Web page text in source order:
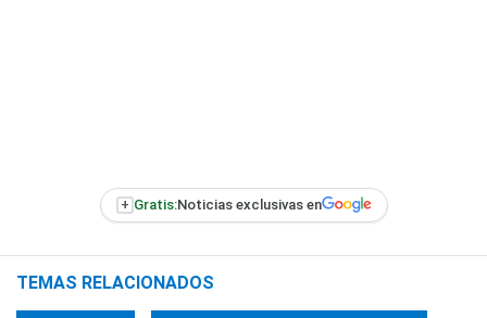
+ Gratis:Noticias exclusivas en
TEMAS RELACIONADOS